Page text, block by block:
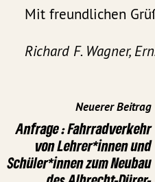
Mit freundlichen
Richard F. Wagner,
Neuerer Beitrag
Anfrage : Fahrradverkehr
von Lehrer*innen und
Schüler*innen zum Neubau